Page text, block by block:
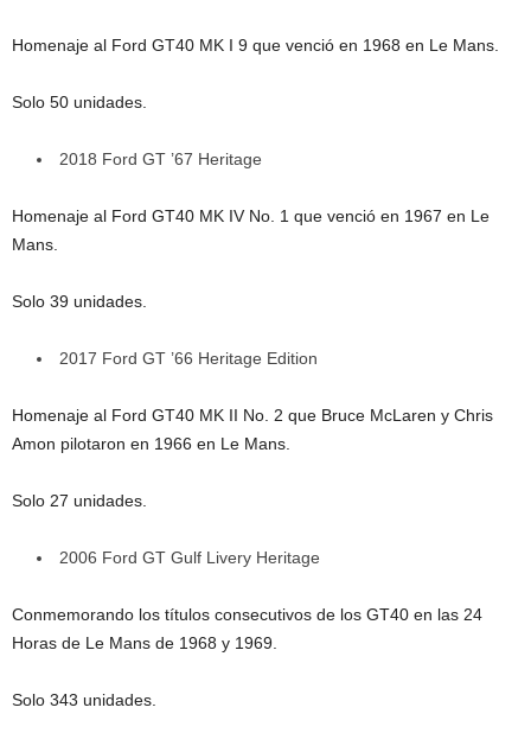
Homenaje al Ford GT40 MK I 9 que venció en 1968 en Le Mans.
Solo 50 unidades.
2018 Ford GT ’67 Heritage
Homenaje al Ford GT40 MK IV No. 1 que venció en 1967 en Le
Mans.
Solo 39 unidades.
2017 Ford GT ’66 Heritage Edition
Homenaje al Ford GT40 MK II No. 2 que Bruce McLaren y Chris
Amon pilotaron en 1966 en Le Mans.
Solo 27 unidades.
2006 Ford GT Gulf Livery Heritage
Conmemorando los títulos consecutivos de los GT40 en las 24
Horas de Le Mans de 1968 y 1969.
Solo 343 unidades.